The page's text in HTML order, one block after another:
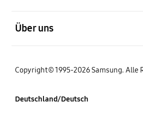
Über uns
Copyright© 1995-2026 Samsung. Alle
Deutschland/Deutsch